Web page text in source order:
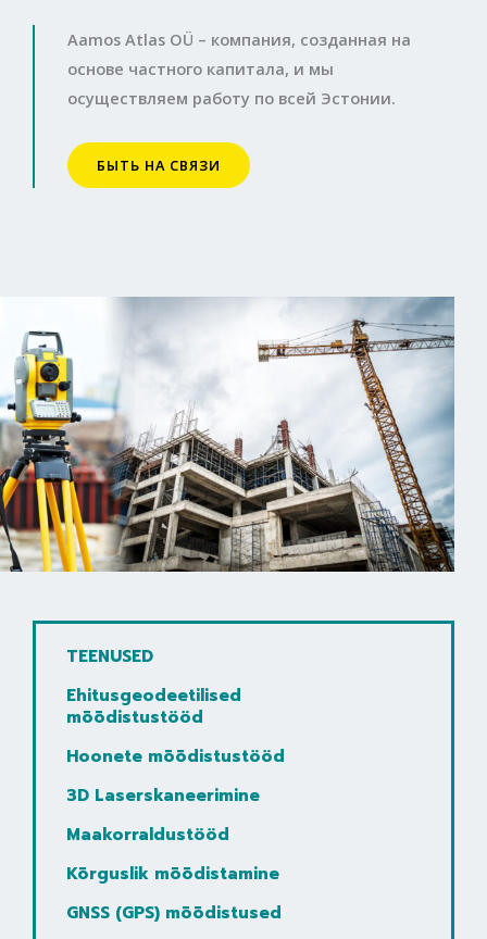
Aamos Atlas OÜ – компания, созданная на
основе частного капитала, и мы
осуществляем работу по всей Эстонии.
БЫТЬ НА СВЯЗИ
TEENUSED
Ehitusgeodeetilised
mõõdistustööd
Hoonete mõõdistustööd
3D Laserskaneerimine
Maakorraldustööd
Kõrguslik mõõdistamine
GNSS (GPS) mõõdistused